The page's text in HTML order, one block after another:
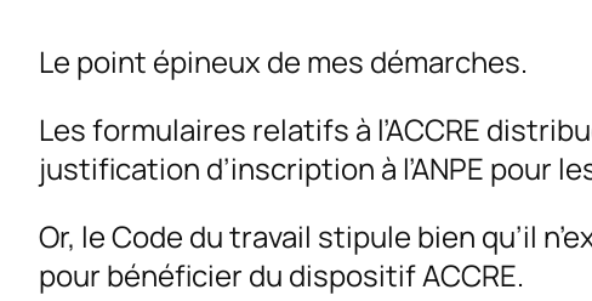
Le point épineux de mes démarches.
Les formulaires relatifs à l’ACCRE
justification d’inscription à l’ANPE pour
Or, le Code du travail stipule bien qu’il
pour bénéficier du dispositif ACCRE.